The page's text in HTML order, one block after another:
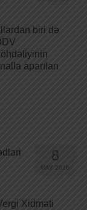
biri də
aparılan
8
MAY 2026
Xidməti